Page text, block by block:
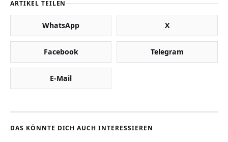
ARTIKEL TEILEN
WhatsApp X
Facebook Telegram
E-Mail
DAS KÖNNTE DICH AUCH INTERESSIEREN